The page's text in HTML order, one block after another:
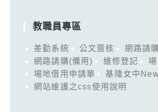
教職員專區
差勤系統 公文簽核
網路請
網路請購(備用)
維修登記
場地借用申請單
基隆女中
網站維護之css使用說明